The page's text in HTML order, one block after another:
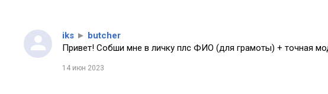
iks ► butcher
Привет! Собши мне в личку плс ФИО (для грамоты) + точная
14 июн 2023